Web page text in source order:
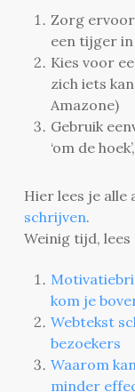
Zorg
een tijger in
Kies voor
zich iets
Amazone)
Gebruik
‘om de
Hier lees je
schrijven.
Weinig tijd, lees
kom je
Webtekst
bezoekers
Waarom
minder